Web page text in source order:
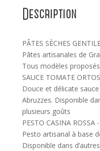
Description
PÂTES SÈCHES
Pâtes artisanales de
Tous modèles proposés
SAUCE TOMATE
Douce et délicate
Abruzzes. Disponible
plusieurs goûts
PESTO CASINA ROSSA
Pesto artisanal à base
Disponible dans